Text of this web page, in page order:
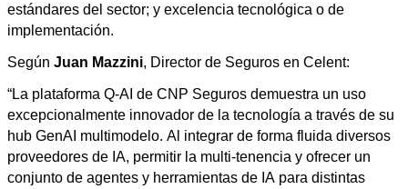
estándares del sector; y excelencia tecnológica o de
implementación.
Según Juan Mazzini, Director de Seguros en Celent:
“La plataforma Q-AI de CNP Seguros demuestra un uso
excepcionalmente innovador de la tecnología a través de su
hub GenAI multimodelo. Al integrar de forma fluida diversos
proveedores de IA, permitir la multi-tenencia y ofrecer un
conjunto de agentes y herramientas de IA para distintas